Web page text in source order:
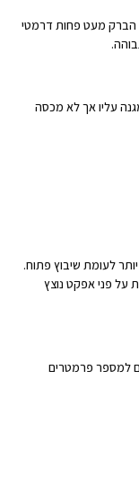
הברק מעט פחות דרמטי
עליו אך לא מכסה
לעומת שיבוץ פתוח.
על פני אפקט נוצץ
למספר פרמטרים